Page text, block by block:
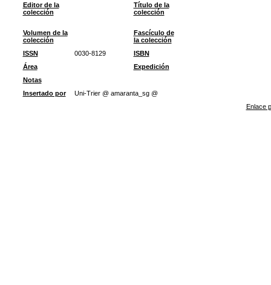
Editor de la
colección
Título de la
colección
Volumen de la
colección
Fascículo de
la colección
ISSN
0030-8129
ISBN
Área
Expedición
Notas
Insertado por
Uni-Trier @ amaranta_sg @
Enlace